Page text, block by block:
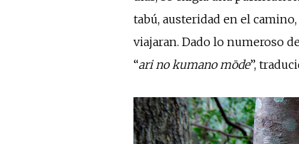
tabú, austeridad en el
viajaran. Dado lo numeroso
“ari no kumano mōde”,